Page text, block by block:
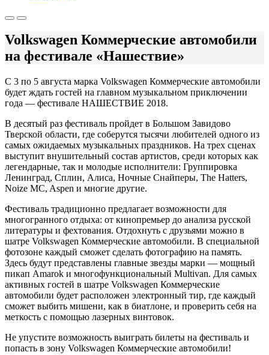
Volkswagen Коммерческие автомобили
на фестивале «Нашествие»
С 3 по 5 августа марка Volkswagen Коммерческие автомобили
будет ждать гостей на главном музыкальном приключении
года — фестивале НАШЕСТВИЕ 2018.
В десятый раз фестиваль пройдет в Большом Завидово
Тверской области, где соберутся тысячи любителей одного из
самых ожидаемых музыкальных праздников. На трех сценах
выступит внушительный состав артистов, среди которых как
легендарные, так и молодые исполнители: Группировка
Ленинград, Сплин, Алиса, Ночные Снайперы, The Hatters,
Noize MC, Aspen и многие другие.
Фестиваль традиционно предлагает возможности для
многогранного отдыха: от кинопремьер до анализа русской
литературы и фехтования. Отдохнуть с друзьями можно в
шатре Volkswagen Коммерческие автомобили. В специальной
фотозоне каждый сможет сделать фотографию на память.
Здесь будут представлены главные звезды марки — мощный
пикап Amarok и многофункциональный Multivan. Для самых
активных гостей в шатре Volkswagen Коммерческие
автомобили будет расположен электронный тир, где каждый
сможет выбить мишени, как в биатлоне, и проверить себя на
меткость с помощью лазерных винтовок.
Не упустите возможность выиграть билеты на фестиваль и
попасть в зону Volkswagen Коммерческие автомобили!